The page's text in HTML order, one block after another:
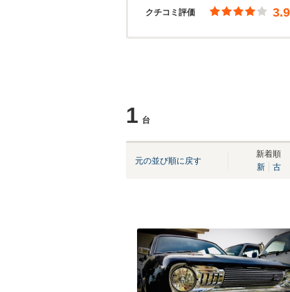
クチコミ評価 3.9
1 台
元の並び順に戻す
新着順
新
古